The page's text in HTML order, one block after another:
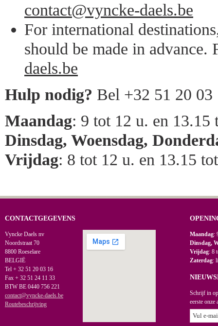
contact@vyncke-daels.be
For international
should be made in advance.
daels.be
Hulp nodig? Bel +32 51 20 03
Maandag: 9 tot 12 u. en 13.15
Dinsdag, Woensdag,
Vrijdag: 8 tot 12 u. en 13.15
CONTACTGEGEVENS
Vyncke Daels nv
Noordstraat 70
8800 Roeselare
BELGIË
Tel + 32 51 20 03 16
Fax + 32 51 24 11 33
BTW BE 0440 756 221
contact@vyncke-daels.be
Routebeschrijving
Maandag:
Dinsdag,
Vrijdag: 8
Zaterdag:
Schrijf in
eerste onze